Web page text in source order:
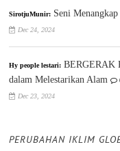
SirotjuMunir: Seni
Dec 24, 2024
Hy people lestari: BERGERAK
dalam Melestarikan Alam
Dec 23, 2024
PERUBAHAN IKLIM